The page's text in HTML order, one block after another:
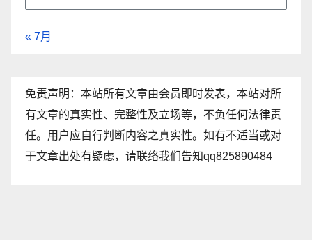
« 7月
免责声明：本站所有文章由会员即时发表，本站对所
有文章的真实性、完整性及立场等，不负任何法律责
任。用户应自行判断内容之真实性。如有不适当或对
于文章出处有疑虑，请联络我们告知qq825890484